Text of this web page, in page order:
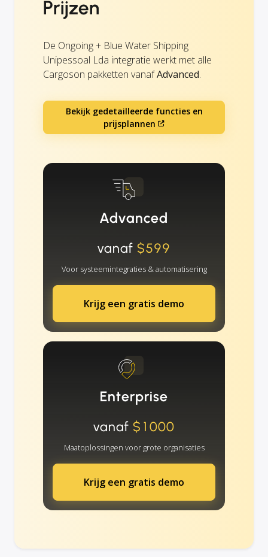
Prijzen
De Ongoing + Blue Water Shipping
Unipessoal Lda integratie werkt met alle
Cargoson pakketten vanafAdvanced.
Bekijk gedetailleerde functies en
prijsplannen
Advanced
vanaf $599
Voor systeemintegraties & automatisering
Krijg een gratis demo
Enterprise
vanaf $1000
Maatoplossingen voor grote organisaties
Krijg een gratis demo